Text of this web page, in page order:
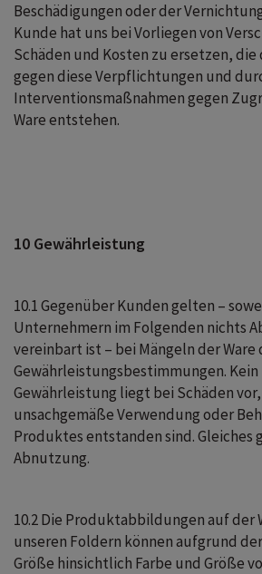
Beschädigungen oder der
Kunde hat uns bei Vorliegen von
Schäden und Kosten zu ersetzen,
gegen diese Verpflichtungen und
Interventionsmaßnahmen gegen
Ware entstehen.
10 Gewährleistung
10.1 Gegenüber Kunden gelten –
Unternehmern im Folgenden nichts
vereinbart ist – bei Mängeln der
Gewährleistungsbestimmungen. Kein
Gewährleistung liegt bei Schäden
unsachgemäße Verwendung oder
Produktes entstanden sind. Gleiches
Abnutzung.
10.2 Die Produktabbildungen auf der
unseren Foldern können aufgrund
Größe hinsichtlich Farbe und Größe